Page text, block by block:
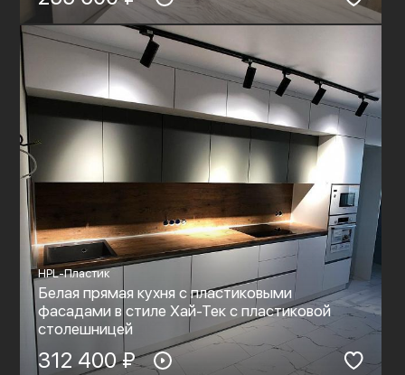
HPL-Пластик
Белая прямая кухня с пластиковыми
фасадами в стиле Хай-Тек с пластиковой
столешницей
312 400 ₽